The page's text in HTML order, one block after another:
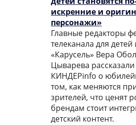
искренние и
персонажи»
Главные редакторы
телеканала для
«Карусель» Вера
Цыварева
КИНДЕРinfo о
том, как меняются
зрителей, что ценят
брендам стоит
детский контент.